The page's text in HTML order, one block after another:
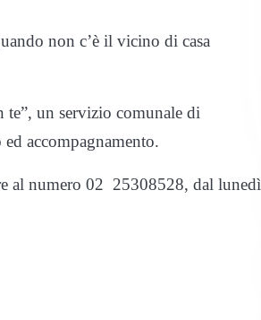
non c’è il vicino di casa
te”, un servizio comunale di
accompagnamento.
al numero 02 25308528, dal lunedì